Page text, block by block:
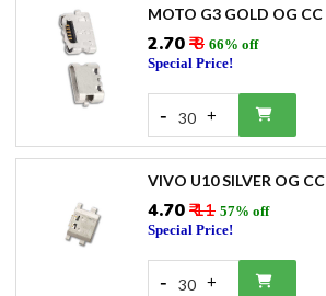
MOTO G3 GOLD OG CC
₹2.70₹ 8 66% off
Special Price!
- 30 +
VIVO U10 SILVER OG CC
₹4.70₹ 11 57% off
Special Price!
- 30 +